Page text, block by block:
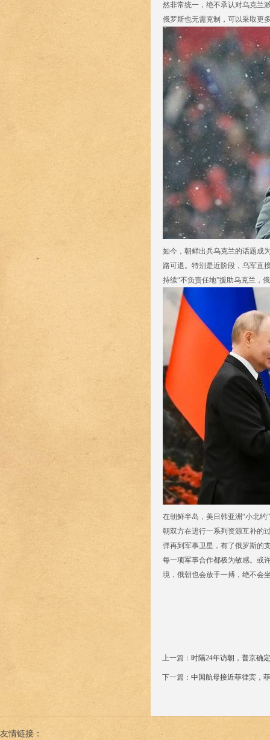
然非常统一，绝不承认对乌克兰
俄罗斯也无需克制，可以采取更
如今，朝鲜出兵乌克兰的话题成
路可退。特别是近阶段，乌军直
持续“不负责任地”援助乌克兰，
在朝鲜半岛，美日韩亚洲“小北
朝双方在进行一系列资源互补的
弹再到军事卫星，有了俄罗斯的
每一项军事合作都极为敏感。或
境，俄朝也会放手一搏，绝不会
上一篇： 时隔24年访朝，普京确
下一篇：中国航母接近菲律宾，
友情链接：